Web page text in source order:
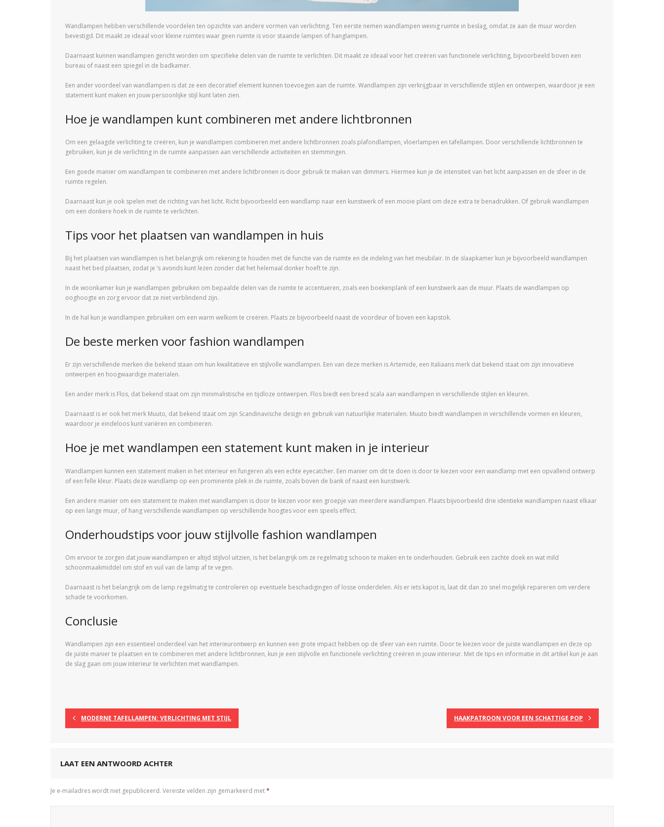
Wandlampen hebben verschillende voordelen ten opzichte van andere vormen van verlichting. Ten eerste nemen wandlampen weinig ruimte in beslag, omdat ze aan de muur worden
bevestigd. Dit maakt ze ideaal voor kleine ruimtes waar geen ruimte is voor staande lampen of hanglampen.
Daarnaast kunnen wandlampen gericht worden om specifieke delen van de ruimte te verlichten. Dit maakt ze ideaal voor het creëren van functionele verlichting, bijvoorbeeld boven een
bureau of naast een spiegel in de badkamer.
Een ander voordeel van wandlampen is dat ze een decoratief element kunnen toevoegen aan de ruimte. Wandlampen zijn verkrijgbaar in verschillende stijlen en ontwerpen, waardoor je een
statement kunt maken en jouw persoonlijke stijl kunt laten zien.
Hoe je wandlampen kunt combineren met andere lichtbronnen
Om een gelaagde verlichting te creëren, kun je wandlampen combineren met andere lichtbronnen zoals plafondlampen, vloerlampen en tafellampen. Door verschillende lichtbronnen te
gebruiken, kun je de verlichting in de ruimte aanpassen aan verschillende activiteiten en stemmingen.
Een goede manier om wandlampen te combineren met andere lichtbronnen is door gebruik te maken van dimmers. Hiermee kun je de intensiteit van het licht aanpassen en de sfeer in de
ruimte regelen.
Daarnaast kun je ook spelen met de richting van het licht. Richt bijvoorbeeld een wandlamp naar een kunstwerk of een mooie plant om deze extra te benadrukken. Of gebruik wandlampen
om een donkere hoek in de ruimte te verlichten.
Tips voor het plaatsen van wandlampen in huis
Bij het plaatsen van wandlampen is het belangrijk om rekening te houden met de functie van de ruimte en de indeling van het meubilair. In de slaapkamer kun je bijvoorbeeld wandlampen
naast het bed plaatsen, zodat je ’s avonds kunt lezen zonder dat het helemaal donker hoeft te zijn.
In de woonkamer kun je wandlampen gebruiken om bepaalde delen van de ruimte te accentueren, zoals een boekenplank of een kunstwerk aan de muur. Plaats de wandlampen op
ooghoogte en zorg ervoor dat ze niet verblindend zijn.
In de hal kun je wandlampen gebruiken om een warm welkom te creëren. Plaats ze bijvoorbeeld naast de voordeur of boven een kapstok.
De beste merken voor fashion wandlampen
Er zijn verschillende merken die bekend staan om hun kwalitatieve en stijlvolle wandlampen. Een van deze merken is Artemide, een Italiaans merk dat bekend staat om zijn innovatieve
ontwerpen en hoogwaardige materialen.
Een ander merk is Flos, dat bekend staat om zijn minimalistische en tijdloze ontwerpen. Flos biedt een breed scala aan wandlampen in verschillende stijlen en kleuren.
Daarnaast is er ook het merk Muuto, dat bekend staat om zijn Scandinavische design en gebruik van natuurlijke materialen. Muuto biedt wandlampen in verschillende vormen en kleuren,
waardoor je eindeloos kunt variëren en combineren.
Hoe je met wandlampen een statement kunt maken in je interieur
Wandlampen kunnen een statement maken in het interieur en fungeren als een echte eyecatcher. Een manier om dit te doen is door te kiezen voor een wandlamp met een opvallend ontwerp
of een felle kleur. Plaats deze wandlamp op een prominente plek in de ruimte, zoals boven de bank of naast een kunstwerk.
Een andere manier om een statement te maken met wandlampen is door te kiezen voor een groepje van meerdere wandlampen. Plaats bijvoorbeeld drie identieke wandlampen naast elkaar
op een lange muur, of hang verschillende wandlampen op verschillende hoogtes voor een speels effect.
Onderhoudstips voor jouw stijlvolle fashion wandlampen
Om ervoor te zorgen dat jouw wandlampen er altijd stijlvol uitzien, is het belangrijk om ze regelmatig schoon te maken en te onderhouden. Gebruik een zachte doek en wat mild
schoonmaakmiddel om stof en vuil van de lamp af te vegen.
Daarnaast is het belangrijk om de lamp regelmatig te controleren op eventuele beschadigingen of losse onderdelen. Als er iets kapot is, laat dit dan zo snel mogelijk repareren om verdere
schade te voorkomen.
Conclusie
Wandlampen zijn een essentieel onderdeel van het interieurontwerp en kunnen een grote impact hebben op de sfeer van een ruimte. Door te kiezen voor de juiste wandlampen en deze op
de juiste manier te plaatsen en te combineren met andere lichtbronnen, kun je een stijlvolle en functionele verlichting creëren in jouw interieur. Met de tips en informatie in dit artikel kun je aan
de slag gaan om jouw interieur te verlichten met wandlampen.
MODERNE TAFELLAMPEN: VERLICHTING MET STIJL HAAKPATROON VOOR EEN SCHATTIGE POP
LAAT EEN ANTWOORD ACHTER
Je e-mailadres wordt niet gepubliceerd. Vereiste velden zijn gemarkeerd met*